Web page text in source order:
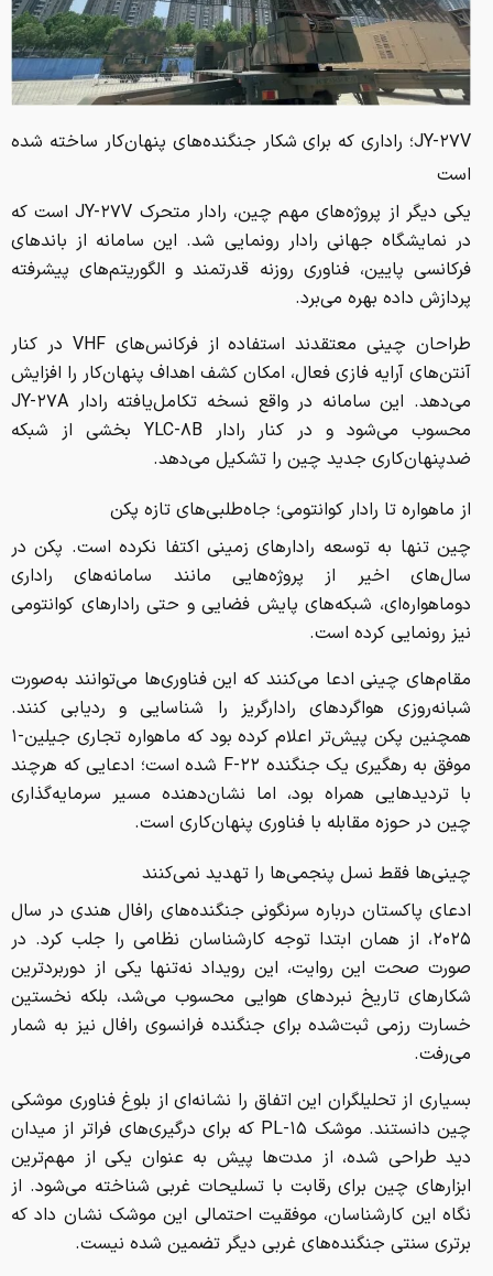
JY-۲۷V؛ راداری که برای شکار جنگنده‌های پنهان‌کار ساخته شده
است
یکی دیگر از پروژه‌های مهم چین، رادار متحرک JY-۲۷V است که
در نمایشگاه جهانی رادار رونمایی شد. این سامانه از باندهای
فرکانسی پایین، فناوری روزنه قدرتمند و الگوریتم‌های پیشرفته
پردازش داده بهره می‌برد.
طراحان چینی معتقدند استفاده از فرکانس‌های VHF در کنار
آنتن‌های آرایه فازی فعال، امکان کشف اهداف پنهان‌کار را افزایش
می‌دهد. این سامانه در واقع نسخه تکامل‌یافته رادار JY-۲۷A
محسوب می‌شود و در کنار رادار YLC-۸B بخشی از شبکه
ضدپنهان‌کاری جدید چین را تشکیل می‌دهد.
از ماهواره تا رادار کوانتومی؛ جاه‌طلبی‌های تازه پکن
چین تنها به توسعه رادارهای زمینی اکتفا نکرده است. پکن در
سال‌های اخیر از پروژه‌هایی مانند سامانه‌های راداری
دوماهواره‌ای، شبکه‌های پایش فضایی و حتی رادارهای کوانتومی
نیز رونمایی کرده است.
مقام‌های چینی ادعا می‌کنند که این فناوری‌ها می‌توانند به‌صورت
شبانه‌روزی هواگردهای رادارگریز را شناسایی و ردیابی کنند.
همچنین پکن پیش‌تر اعلام کرده بود که ماهواره تجاری جیلین-۱
موفق به رهگیری یک جنگنده F-۲۲ شده است؛ ادعایی که هرچند
با تردیدهایی همراه بود، اما نشان‌دهنده مسیر سرمایه‌گذاری
چین در حوزه مقابله با فناوری پنهان‌کاری است.
چینی‌ها فقط نسل پنجمی‌ها را تهدید نمی‌کنند
ادعای پاکستان درباره سرنگونی جنگنده‌های رافال هندی در سال
۲۰۲۵، از همان ابتدا توجه کارشناسان نظامی را جلب کرد. در
صورت صحت این روایت، این رویداد نه‌تنها یکی از دوربردترین
شکارهای تاریخ نبردهای هوایی محسوب می‌شد، بلکه نخستین
خسارت رزمی ثبت‌شده برای جنگنده فرانسوی رافال نیز به شمار
می‌رفت.
بسیاری از تحلیلگران این اتفاق را نشانه‌ای از بلوغ فناوری موشکی
چین دانستند. موشک PL-۱۵ که برای درگیری‌های فراتر از میدان
دید طراحی شده، از مدت‌ها پیش به عنوان یکی از مهم‌ترین
ابزارهای چین برای رقابت با تسلیحات غربی شناخته می‌شود. از
نگاه این کارشناسان، موفقیت احتمالی این موشک نشان داد که
برتری سنتی جنگنده‌های غربی دیگر تضمین‌ شده نیست.